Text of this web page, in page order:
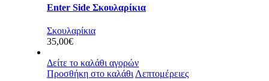
Enter Side Σκουλαρίκια
Σκουλαρίκια
35,00€
Δείτε το καλάθι αγορών
Προσθήκη στο καλάθιΛεπτομέρειες